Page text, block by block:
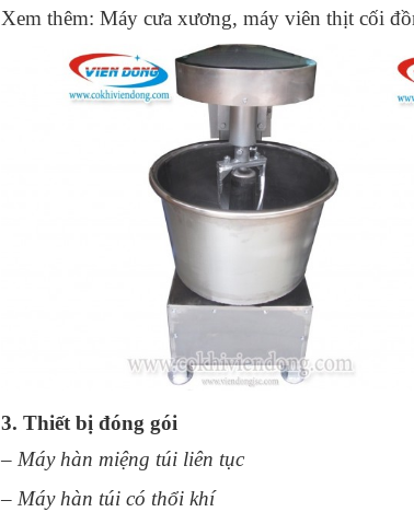
Xem thêm: Máy cưa xương, máy viên thịt cối
3. Thiết bị đóng gói
– Máy hàn miệng túi liên tục
– Máy hàn túi có thổi khí